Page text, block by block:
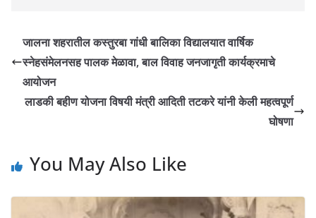
जालना शहरातील कस्तुरबा गांधी बालिका विद्यालयात वार्षिक
स्नेहसंमेलनसह पालक मेळावा, बाल विवाह जनजागृती कार्यक्रमाचे
आयोजन
लाडकी बहीण योजना विषयी मंत्री आदिती तटकरे यांनी केली महत्वपूर्ण
घोषणा
You May Also Like